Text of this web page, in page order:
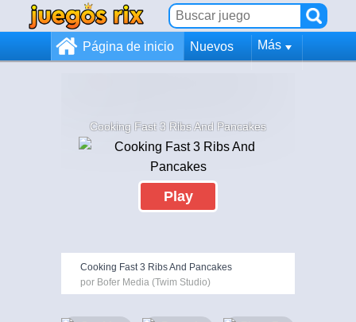
Página de inicio Nuevos Más
Cooking Fast 3 Ribs And Pancakes
Play
Cooking Fast 3 Ribs And Pancakes
por Bofer Media (Twim Studio)